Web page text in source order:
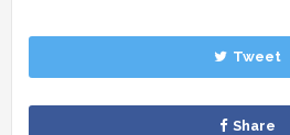
Tweet
Share